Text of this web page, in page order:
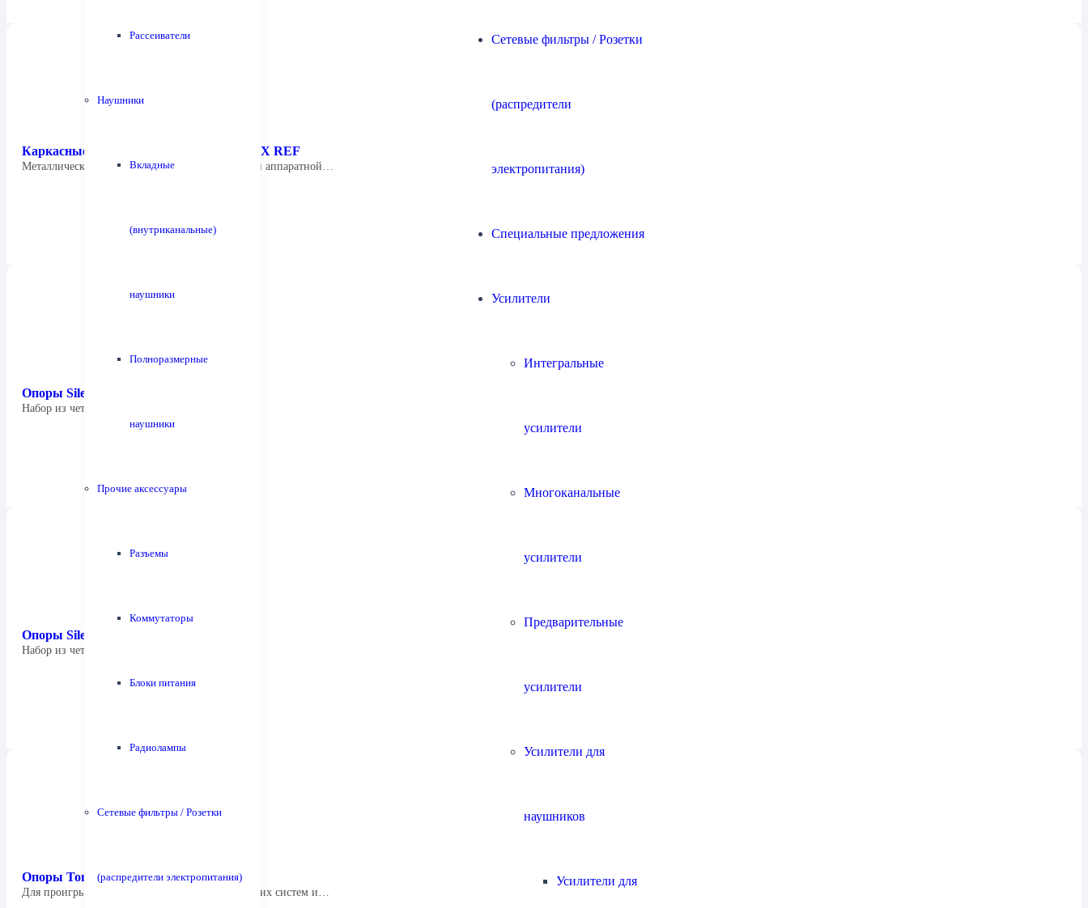
Рассеиватели
Наушники
Вкладные
(внутриканальные)
наушники
Полноразмерные
наушники
Прочие аксессуары
Разъемы
Коммутаторы
Блоки питания
Радиолампы
Сетевые фильтры / Розетки
(распредители электропитания)
Сетевые фильтры / Розетки
(распредители
электропитания)
Специальные предложения
Усилители
Интегральные
усилители
Многоканальные
усилители
Предварительные
усилители
Усилители для
наушников
Усилители для
Каркасные стойки Quadraspire Columns X REF
Металлические каркасные стойки для модульной аппаратной…
Опоры Silent Mount (нерж. сталь)
Набор из четырех острых опор (шипов)…
Опоры Silent Mount (титан)
Набор из четырех титановых шипов SMT5P4…
Опоры Tonar 3193 No Rumble Pads
Для проигрывателей грампластинок, акустических систем и…